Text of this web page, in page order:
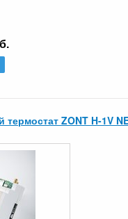
ZONT H-1V